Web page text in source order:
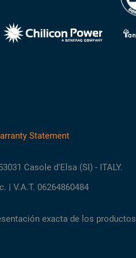
Statement
Casole d'Elsa (SI) - ITALY.
| V.A.T. 06264860484
exacta de los